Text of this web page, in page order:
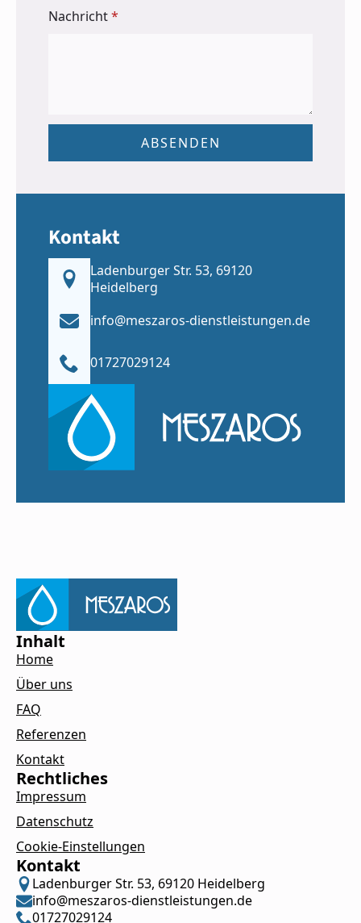
Kontakt
Ladenburger Str. 53, 69120
Heidelberg
info@meszaros-dienstleistungen.de
01727029124
Nachricht*
ABSENDEN
Inhalt
Home
Über uns
FAQ
Referenzen
Kontakt
Rechtliches
Impressum
Datenschutz
Cookie-Einstellungen
Kontakt
Ladenburger Str. 53, 69120 Heidelberg
info@meszaros-dienstleistungen.de
01727029124